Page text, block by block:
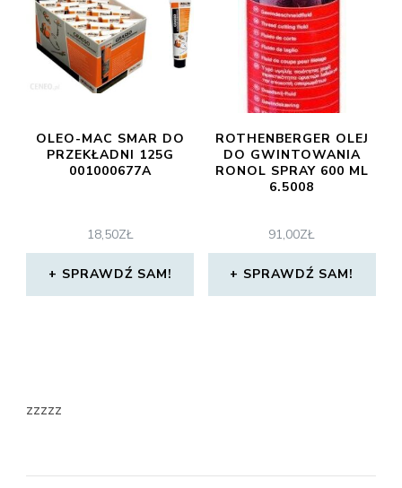
OLEO-MAC SMAR DO
PRZEKŁADNI 125G
001000677A
18,50ZŁ
SPRAWDŹ SAM!
ROTHENBERGER OLEJ
DO GWINTOWANIA
RONOL SPRAY 600 ML
6.5008
91,00ZŁ
SPRAWDŹ SAM!
zzzzz